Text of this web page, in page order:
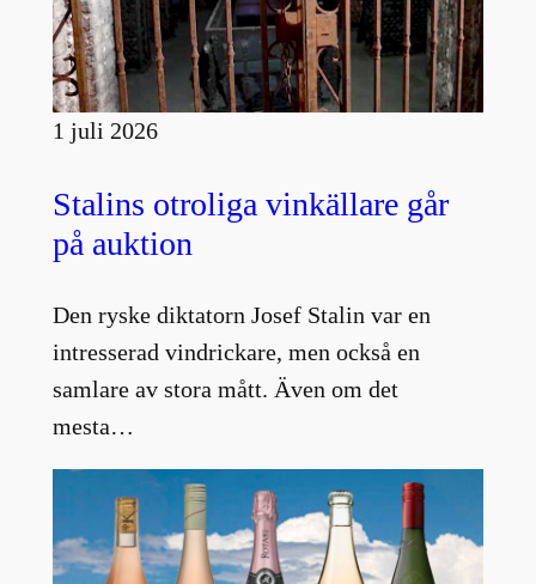
1 juli 2026
Stalins otroliga vinkällare går
på auktion
Den ryske diktatorn Josef Stalin var en
intresserad vindrickare, men också en
samlare av stora mått. Även om det
mesta…